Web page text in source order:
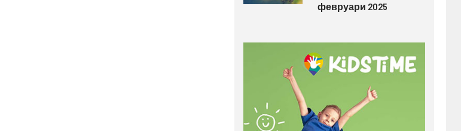
февруари 2025